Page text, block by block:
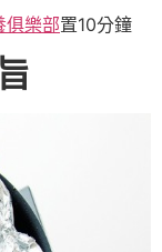
俱樂部置10分鐘